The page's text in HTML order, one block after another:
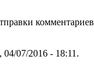
комментариев
07/2016 - 18:11.